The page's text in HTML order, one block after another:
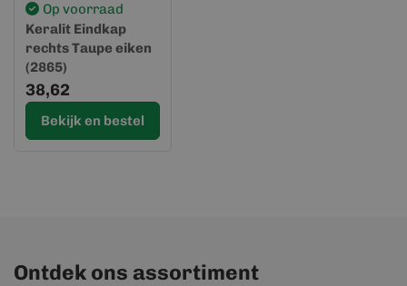
Op voorraad
Keralit Eindkap
rechts Taupe eiken
(2865)
(Sponningdeel 143)
38,62
Bekijk en bestel
Ontdek ons assortiment